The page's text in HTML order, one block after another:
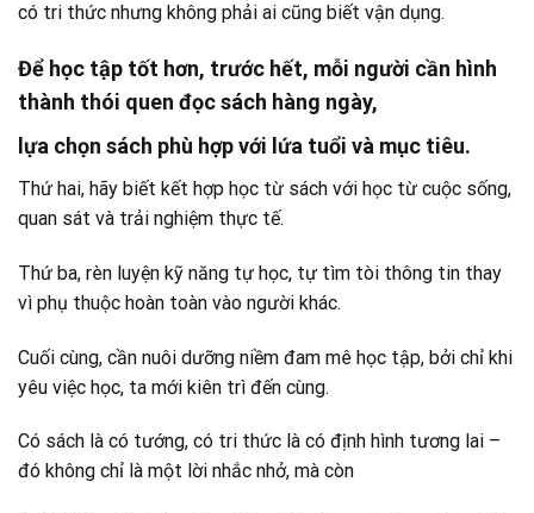
có tri thức nhưng không phải ai cũng biết vận dụng.
Để học tập tốt hơn, trước hết, mỗi người cần hình
thành thói quen đọc sách hàng ngày,
lựa chọn sách phù hợp với lứa tuổi và mục tiêu.
Thứ hai, hãy biết kết hợp học từ sách với học từ cuộc sống,
quan sát và trải nghiệm thực tế.
Thứ ba, rèn luyện kỹ năng tự học, tự tìm tòi thông tin thay
vì phụ thuộc hoàn toàn vào người khác.
Cuối cùng, cần nuôi dưỡng niềm đam mê học tập, bởi chỉ khi
yêu việc học, ta mới kiên trì đến cùng.
Có sách là có tướng, có tri thức là có định hình tương lai –
đó không chỉ là một lời nhắc nhở, mà còn